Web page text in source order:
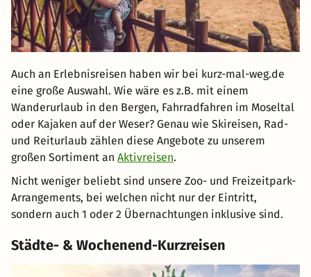
Auch an Erlebnisreisen haben wir bei kurz-mal-weg.de
eine große Auswahl. Wie wäre es z.B. mit einem
Wanderurlaub in den Bergen, Fahrradfahren im Moseltal
oder Kajaken auf der Weser? Genau wie Skireisen, Rad-
und Reiturlaub zählen diese Angebote zu unserem
großen Sortiment an Aktivreisen.
Nicht weniger beliebt sind unsere Zoo- und Freizeitpark-
Arrangements, bei welchen nicht nur der Eintritt,
sondern auch 1 oder 2 Übernachtungen inklusive sind.
Städte- & Wochenend-Kurzreisen